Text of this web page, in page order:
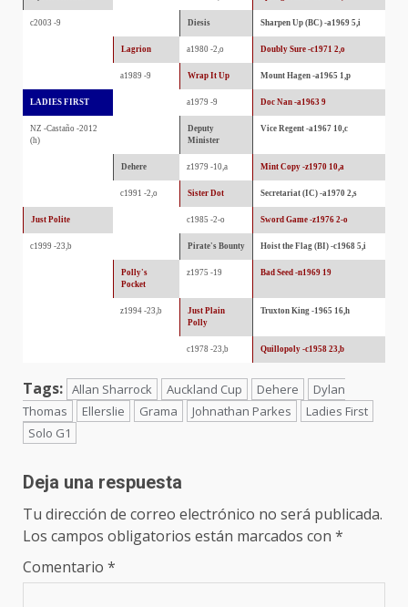
c2003 -9 Diesis Sharpen Up (BC) -a1969 5,i
Lagrion a1980 -2,o Doubly Sure -c1971 2,o
a1989 -9 Wrap It Up Mount Hagen -a1965 1,p
LADIES FIRST a1979 -9 Doc Nan -a1963 9
NZ -Castaño -2012
(h)
Deputy
Minister
Vice Regent -a1967 10,c
Dehere z1979 -10,a Mint Copy -z1970 10,a
c1991 -2,o Sister Dot Secretariat (IC) -a1970 2,s
Just Polite c1985 -2-o Sword Game -z1976 2-o
c1999 -23,b Pirate's Bounty Hoist the Flag (BI) -c1968 5,i
Polly's
Pocket
z1975 -19 Bad Seed -n1969 19
z1994 -23,b
Just Plain
Polly
Truxton King -1965 16,h
c1978 -23,b Quillopoly -c1958 23,b
Tags: Allan Sharrock Auckland Cup Dehere
Dylan
Thomas
Ellerslie Grama Johnathan Parkes
Ladies First
Solo G1
Deja una respuesta
Tu dirección de correo electrónico no será publicada.
Los campos obligatorios están marcados con *
Comentario *